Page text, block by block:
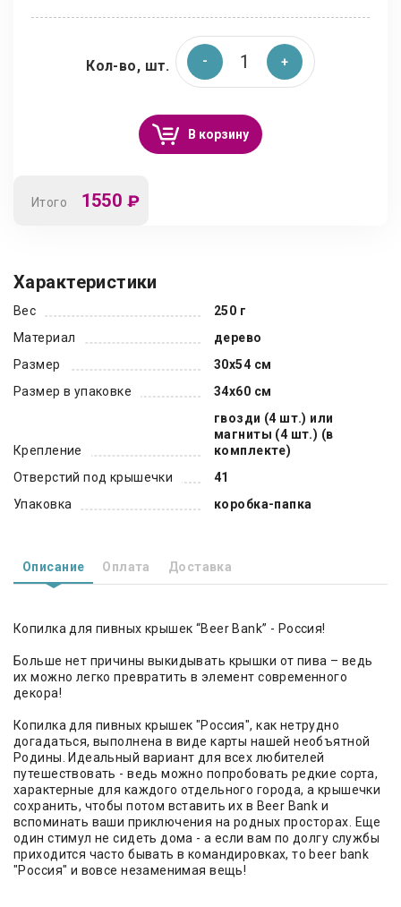
Кол-во, шт.
В корзину
Итого 1550 ₽
Характеристики
Вес
250 г
Материал
дерево
Размер
30x54 см
Размер в упаковке
34x60 см
Крепление
гвозди (4 шт.) или
магниты (4 шт.) (в
комплекте)
Отверстий под крышечки
41
Упаковка
коробка-папка
Описание Оплата Доставка
Копилка для пивных крышек “Beer Bank” - Россия!
Больше нет причины выкидывать крышки от пива – ведь
их можно легко превратить в элемент современного
декора!
Копилка для пивных крышек "Россия", как нетрудно
догадаться, выполнена в виде карты нашей необъятной
Родины. Идеальный вариант для всех любителей
путешествовать - ведь можно попробовать редкие сорта,
характерные для каждого отдельного города, а крышечки
сохранить, чтобы потом вставить их в Beer Bank и
вспоминать ваши приключения на родных просторах. Еще
один стимул не сидеть дома - а если вам по долгу службы
приходится часто бывать в командировках, то beer bank
"Россия" и вовсе незаменимая вещь!